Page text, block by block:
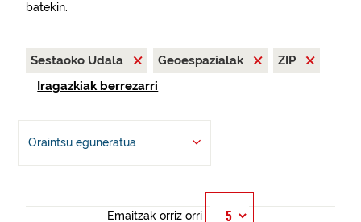
batekin.
Sestaoko Udala Geoespazialak
ZIP
Iragazkiak berrezarri
Oraintsu eguneratua
Emaitzak orriz orri